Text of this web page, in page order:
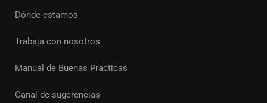
Dónde estamos
Trabaja con nosotros
Manual de Buenas Prácticas
Canal de sugerencias